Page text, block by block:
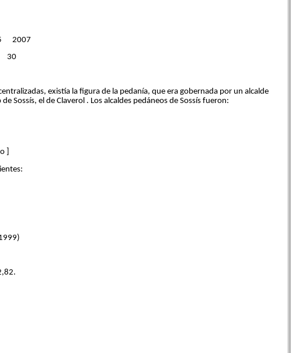
2007
existía la figura de la pedanía, que era gobernada por un alcalde
Sossís, el de Claverol . Los alcaldes pedáneos de Sossís fueron:
]